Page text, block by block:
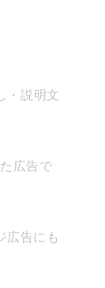
・説明文
広告で
広告にも